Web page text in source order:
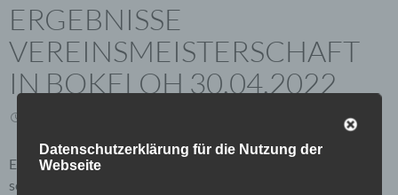
ERGEBNISSE
VEREINSMEISTERSCHAFT
IN BOKELOH 30.04.2022
Entschuldigung aber Du bist nicht berechtigt, dieses Post zu
sehen. Bitte mit Deinen Zugangsdaten anmelden:
Datenschutzerklärung für die Nutzung der
Webseite